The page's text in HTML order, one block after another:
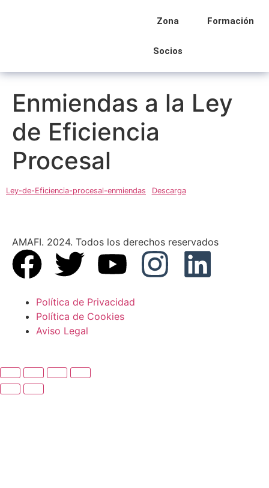
Zona
Socios
Formación
Enmiendas a la Ley
de Eficiencia
Procesal
Ley-de-Eficiencia-procesal-enmiendas Descarga
AMAFI. 2024. Todos los derechos reservados
Política de Privacidad
Política de Cookies
Aviso Legal